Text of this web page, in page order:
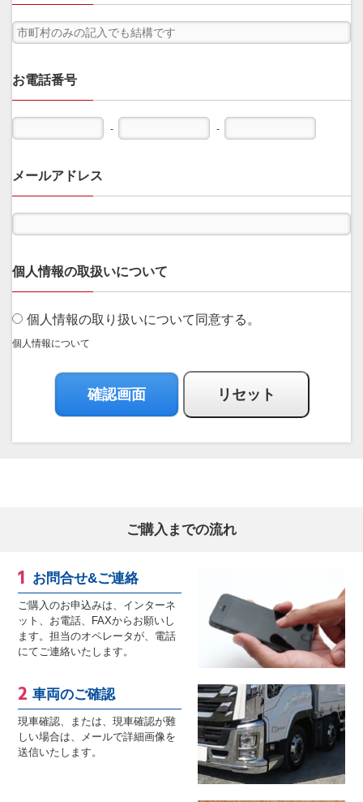
お電話番号
- -
メールアドレス
個人情報の取扱いについて
個人情報の取り扱いについて同意する。
個人情報について
ご購入までの流れ
お問合せ&ご連絡
ご購入のお申込みは、インターネ
ット、お電話、FAXからお願いし
ます。担当のオペレータが、電話
にてご連絡いたします。
車両のご確認
現車確認、または、現車確認が難
しい場合は、メールで詳細画像を
送信いたします。